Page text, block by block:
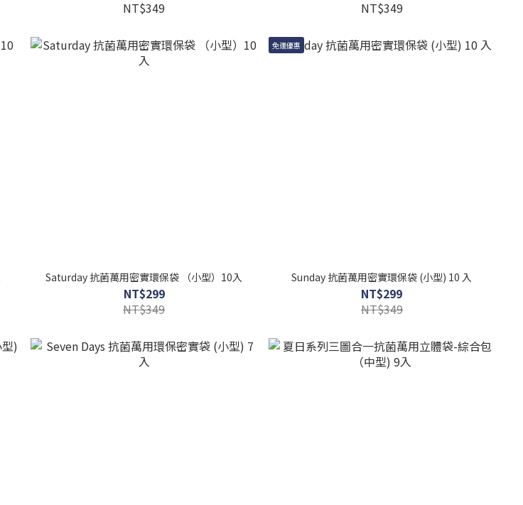
NT$349 NT$349
Saturday 抗菌萬用密實環保袋 （小型）10入
NT$299
NT$349
免運優惠
Sunday 抗菌萬用密實環保袋 (小型) 10 入
NT$299
NT$349